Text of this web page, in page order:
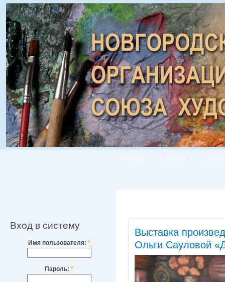
Вход в систему
Имя пользователя: *
Пароль: *
Выставка
Ольги Сауловой